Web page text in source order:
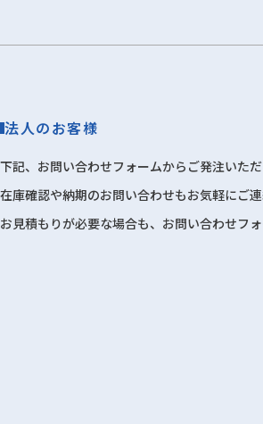
法人のお客様
下記、お問い合わせフォームからご発注いただ
在庫確認や納期のお問い合わせもお気軽にご連
お見積もりが必要な場合も、お問い合わせフ